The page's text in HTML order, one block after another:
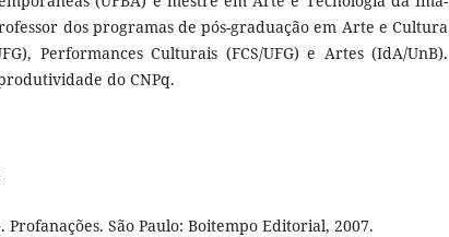
dos programas de pós-graduação em Arte e Cultura
Performances Culturais (FCS/UFG) e Artes (IdA/UnB).
do CNPq.
Profanações. São Paulo: Boitempo Editorial, 2007.